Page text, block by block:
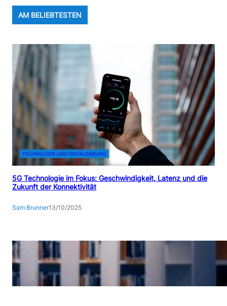
AM BELIEBTESTEN
TECHNOLOGIE UND DIGITALISIERUNG
5G Technologie im Fokus: Geschwindigkeit, Latenz und die
Zukunft der Konnektivität
Sam Brunner13/10/2025